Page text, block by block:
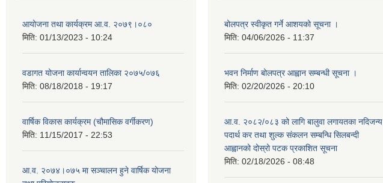
आयोजना तथा कार्यक्रम आ.व. २०७९।०८०
मिति: 01/13/2023 - 10:24
वडागत योजना कार्यान्वयन तालिका २०७५/०७६
मिति: 08/18/2018 - 19:17
वार्षिक विकास कार्यक्रम (चौमासिक वर्गीकरण)
मिति: 11/15/2017 - 22:53
आ.व. २०७४।०७५ मा सञ्चालन हुने वार्षिक योजना
बोलपत्र स्वीकृत गर्ने आशयको सूचना ।
मिति: 04/06/2026 - 11:37
भवन निर्माण बोलपत्र आह्वान सम्बन्धी सूचना ।
मिति: 02/20/2026 - 20:10
आ.व. २०८२/०८३ को लागि बालुवा लगायतका नदिजन्य
पदार्थ कर तथा शुल्क संकलन सम्बन्धि सिलबन्दी
आह्वानको दोस्रो पटक प्रकाशित सूचना
मिति: 02/18/2026 - 08:48